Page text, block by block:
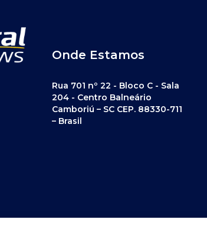
Onde Estamos
Rua 701 nº 22 - Bloco C - Sala
204 - Centro Balneário
Camboriú – SC CEP. 88330-711
– Brasil